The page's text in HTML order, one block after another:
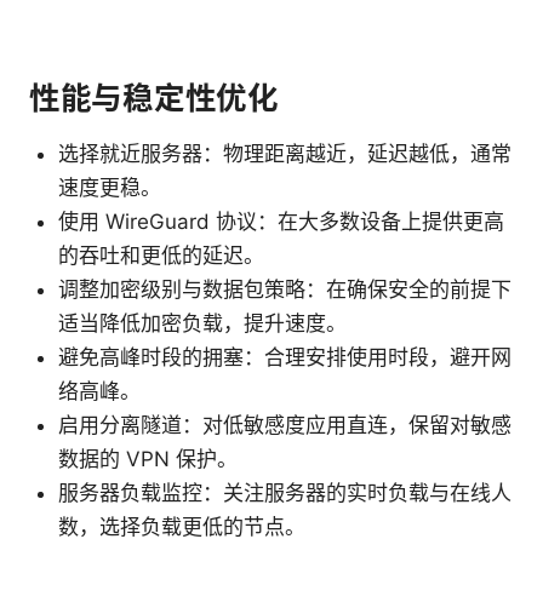
性能与稳定性优化
选择就近服务器：物理距离越近，延迟越低，通常
速度更稳。
使用 WireGuard 协议：在大多数设备上提供更高
的吞吐和更低的延迟。
调整加密级别与数据包策略：在确保安全的前提下
适当降低加密负载，提升速度。
避免高峰时段的拥塞：合理安排使用时段，避开网
络高峰。
启用分离隧道：对低敏感度应用直连，保留对敏感
数据的 VPN 保护。
服务器负载监控：关注服务器的实时负载与在线人
数，选择负载更低的节点。